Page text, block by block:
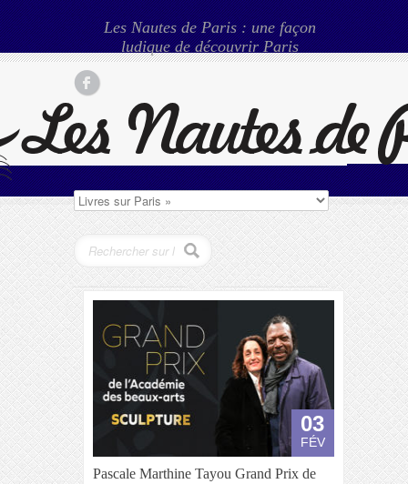
Les Nautes de Paris : une façon
ludique de découvrir Paris
03
FÉV
Pascale Marthine Tayou Grand Prix de